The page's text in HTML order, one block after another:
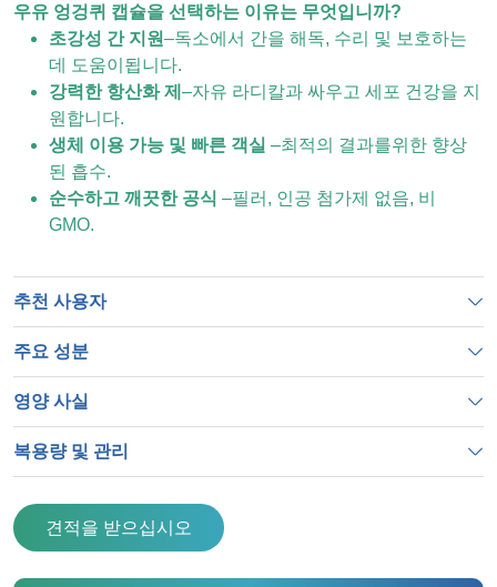
우유 엉겅퀴 캡슐을 선택하는 이유는 무엇입니까?
초강성 간 지원–독소에서 간을 해독, 수리 및 보호하는
데 도움이됩니다.
강력한 항산화 제 –자유 라디칼과 싸우고 세포 건강을 지
원합니다.
생체 이용 가능 및 빠른 객실 –최적의 결과를위한 향상
된 흡수.
순수하고 깨끗한 공식 –필러, 인공 첨가제 없음, 비
GMO.
추천 사용자
주요 성분
영양 사실
복용량 및 관리
견적을 받으십시오